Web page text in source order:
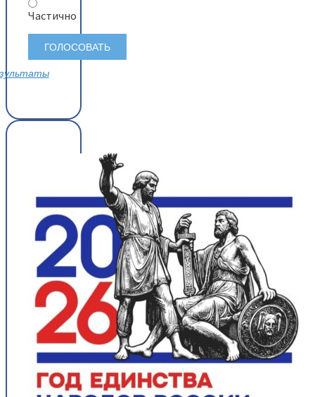
Частично